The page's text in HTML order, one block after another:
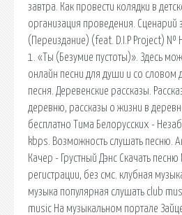
завтра. Как провести колядки в
организация проведения. Сценарий
(Переиздание) (feat. D.I.P Project) №
1. «Ты (Безумие пустоты)». Здесь
онлайн песни для души и со словом
песня. Деревенские рассказы.
деревню, рассказы о жизни в
бесплатно Тима Белорусских -
kbps. Возможность слушать песню.
Качер - Грустный Дэнс Скачать песню
регистрации, без смс. клубная
музыка популярная слушать club
music На музыкальном портале